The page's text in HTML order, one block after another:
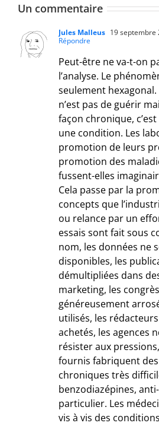
Un commentaire
Jules Malleus 19 septembre
Répondre
Peut-être ne va-t-on
l’analyse. Le
seulement hexagonal.
n’est pas de guérir
façon chronique,
une condition. Les
promotion de leurs
promotion des
fussent-elles
Cela passe par la
concepts que
ou relance par un
essais sont fait sous
nom, les données ne
disponibles, les
démultipliées dans
marketing, les
généreusement
utilisés, les
achetés, les agences
résister aux
fournis fabriquent
chroniques très
benzodiazépines,
particulier. Les
vis à vis des